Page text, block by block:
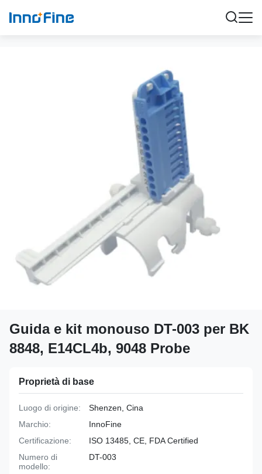
Guida e kit monouso DT-003 per BK
8848, E14CL4b, 9048 Probe
Proprietà di base
Luogo di origine:
Shenzen, Cina
Marchio:
InnoFine
Certificazione:
ISO 13485, CE, FDA Certified
Numero di
modello:
DT-003